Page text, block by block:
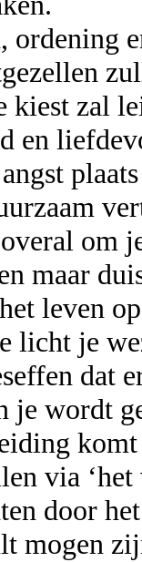
ordening
kiest zal
en
om
maar
leven
licht je
dat
je wordt
via
door
mogen